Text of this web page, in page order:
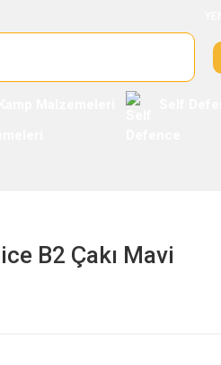
B2 Çakı Mavi